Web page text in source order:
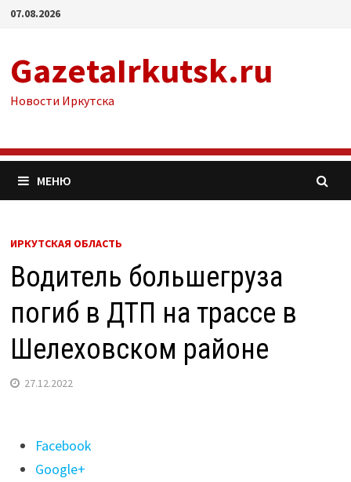
Перейти
07.08.2026
GazetaIrkutsk.ru
Новости Иркутска
МЕНЮ
ИРКУТСКАЯ ОБЛАСТЬ
Водитель большегруза
погиб в ДТП на трассе в
Шелеховском районе
27.12.2022
Поделиться
"Водитель
Facebook
Google+